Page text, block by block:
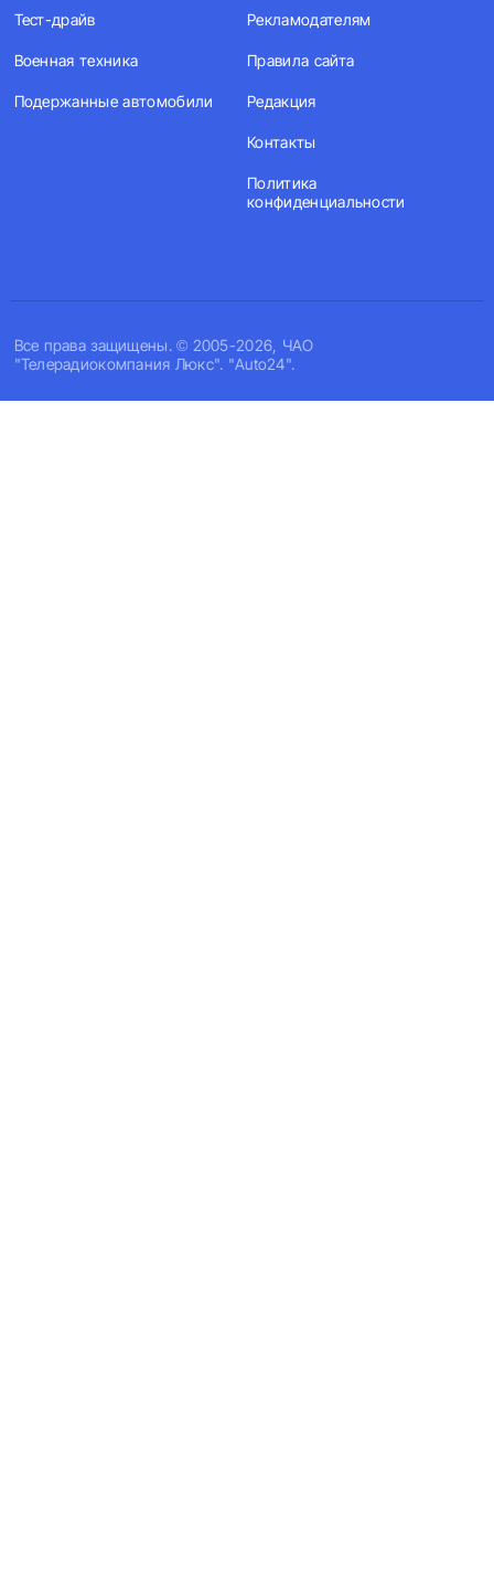
Все права защищены. © 2005-2026, ЧАО
"Телерадиокомпания Люкс". "Auto24".
Тест-драйв
Военная техника
Подержанные автомобили
Рекламодателям
Правила сайта
Редакция
Контакты
Политика
конфиденциальности